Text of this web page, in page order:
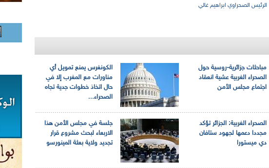
الرئيس الصحراوي ابراهيم غالي
الكونغرس يمنع تمويل أي
مناورات مع المغرب إلا في
حال اتخاذ خطوات جدية تجاه
الصحراء...
مباحثات جزائرية-روسية حول
الصحراء الغربية عشية انعقاد
اجتماع مجلس الأمن
جلسة في مجلس الأمن هذا
الاربعاء لبحث مشروع قرار
تجديد ولاية بعثة المينورسو
الصحراء الغربية: الجزائر تؤكد
مجددا دعمها لجهود ستافان
دي ميستورا